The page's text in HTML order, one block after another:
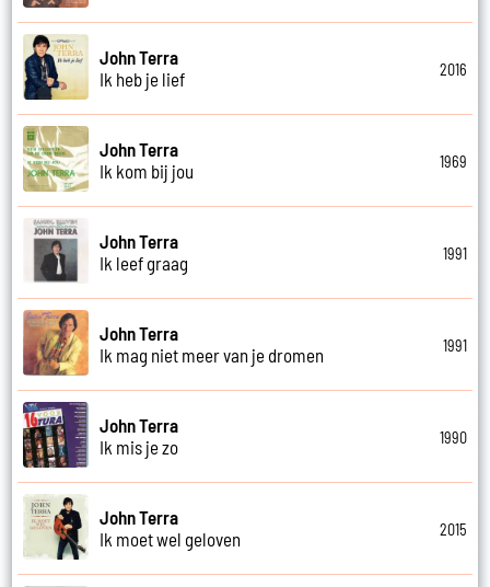
John Terra
Ik heb je lief
2016
John Terra
Ik kom bij jou
1969
John Terra
Ik leef graag
1991
John Terra
Ik mag niet meer van je dromen
1991
John Terra
Ik mis je zo
1990
John Terra
Ik moet wel geloven
2015